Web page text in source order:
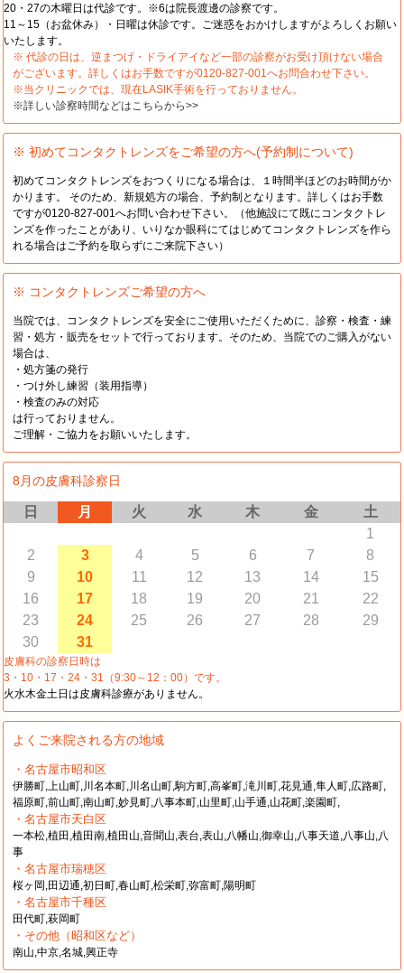
20・27の木曜日は代診です。※6は院長渡邊の診察です。
11～15（お盆休み）・日曜は休診です。ご迷惑をおかけしますがよろしくお願い
いたします。
※ 代診の日は、逆まつげ・ドライアイなど一部の診察がお受け頂けない場合
がございます。詳しくはお手数ですが0120-827-001へお問合わせ下さい。
※当クリニックでは、現在LASIK手術を行っておりません。
※詳しい診察時間などはこちらから>>
※ 初めてコンタクトレンズをご希望の方へ(予約制について)
初めてコンタクトレンズをおつくりになる場合は、１時間半ほどのお時間がか
かります。 そのため、新規処方の場合、予約制となります。詳しくはお手数
ですが0120-827-001へお問い合わせ下さい。（他施設にて既にコンタクトレ
ンズを作ったことがあり、いりなか眼科にてはじめてコンタクトレンズを作ら
れる場合はご予約を取らずにご来院下さい）
※ コンタクトレンズご希望の方へ
当院では、コンタクトレンズを安全にご使用いただくために、診察・検査・練
習・処方・販売をセットで行っております。そのため、当院でのご購入がない
場合は、
・処方箋の発行
・つけ外し練習（装用指導）
・検査のみの対応
は行っておりません。
ご理解・ご協力をお願いいたします。
8月の皮膚科診察日
日 月 火 水 木 金
土
1
2
3 4 5 6 7
8
9
10 11 12 13 14
15
16
17 18 19 20 21
22
23
24 25 26 27 28
29
30
31
皮膚科の診察日時は
3・10・17・24・31（9:30～12：00）です。
火水木金土日は皮膚科診療がありません。
よくご来院される方の地域
・名古屋市昭和区
伊勝町,上山町,川名本町,川名山町,駒方町,高峯町,滝川町,花見通,隼人町,広路町,
福原町,前山町,南山町,妙見町,八事本町,山里町,山手通,山花町,楽園町,
・名古屋市天白区
一本松,植田,植田南,植田山,音聞山,表台,表山,八幡山,御幸山,八事天道,八事山,八
事
・名古屋市瑞穂区
桜ヶ岡,田辺通,初日町,春山町,松栄町,弥富町,陽明町
・名古屋市千種区
田代町,萩岡町
・その他（昭和区など）
南山,中京,名城,興正寺